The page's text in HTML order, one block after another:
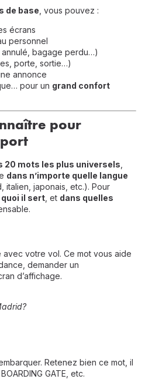
de base , vous pouvez :
écrans
personnel
bagage perdu…)
porte, sortie…)
annonce
pour un grand confort
pour
20 mots les plus universels
dans n’importe quelle langue
italien, japonais, etc.). Pour
quoi il sert , et dans quelles
avec votre vol. Ce mot vous aide
demander un
d’affichage.
Retenez bien ce mot, il
GATE, etc.